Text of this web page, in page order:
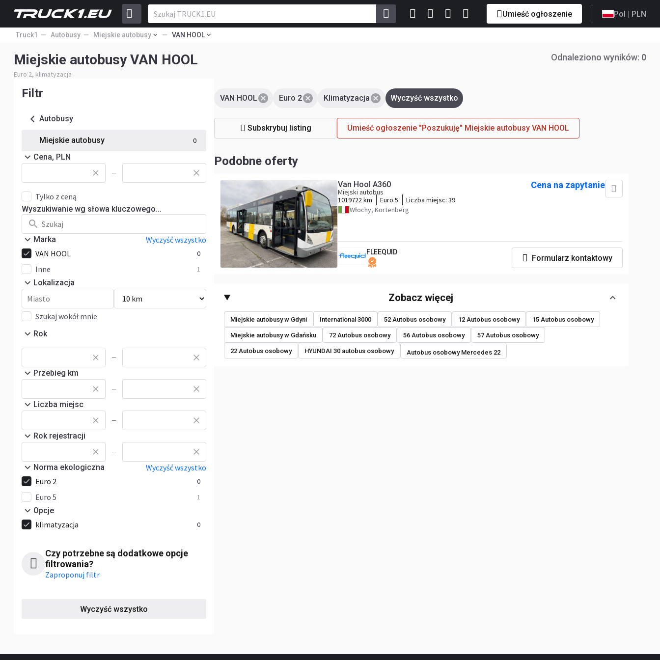
Umieść ogłoszenie Pol | PLN
Truck1 Autobusy Miejskie autobusy VAN HOOL
Miejskie autobusy VAN HOOL
Euro 2, klimatyzacja
Odnaleziono wyników: 0
Filtr
Autobusy
Miejskie autobusy 0
Cena, PLN
—
Tylko z ceną
Wyszukiwanie wg słowa kluczowego...
Marka
Wyczyść wszystko
VAN HOOL
0
Inne 1
Lokalizacja
Szukaj wokół mnie
Rok
—
Przebieg km
—
Liczba miejsc
—
Rok rejestracji
—
Norma ekologiczna
Wyczyść wszystko
Euro 2
0
Euro 5 1
Opcje
klimatyzacja 0
Czy potrzebne są dodatkowe opcje
filtrowania?
Zaproponuj filtr
Wyczyść wszystko
VAN HOOL Euro 2 Klimatyzacja Wyczyść wszystko
Subskrybuj listing Umieść ogłoszenie "Poszukuję" Miejskie autobusy VAN HOOL
Podobne oferty
Van Hool A360
Miejski autobus
1019722 km
Euro 5 Liczba miejsc: 39
Włochy, Kortenberg
Cena na zapytanie
FLEEQUID
Formularz kontaktowy
Zobacz więcej
Miejskie autobusy w Gdyni International 3000 52 Autobus osobowy 12 Autobus osobowy 15 Autobus osobowy
Miejskie autobusy w Gdańsku 72 Autobus osobowy 56 Autobus osobowy 57 Autobus osobowy
22 Autobus osobowy HYUNDAI 30 autobus osobowy Autobus osobowy Mercedes 22